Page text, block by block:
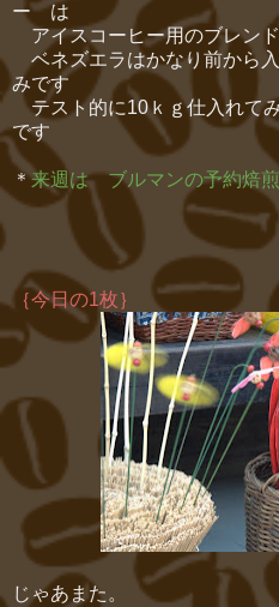
ー は
アイスコーヒー用のブレン
ベネズエラはかなり前から
みです
テスト的に10ｋｇ仕入れ
です
＊来週は ブルマンの予約焙
｛今日の1枚｝
じゃあまた。